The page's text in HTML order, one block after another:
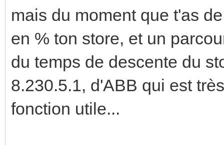
mais du moment que t'as
en % ton store, et un
du temps de descente du
8.230.5.1, d'ABB qui est
fonction utile...